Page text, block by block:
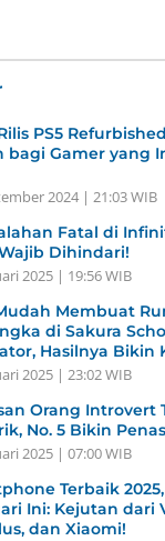
PS5
bagi Gamer yang
2024 | 21:03 WIB
Fatal di
Dihindari!
2025 | 19:56 WIB
Membuat
di Sakura
Hasilnya Bikin
2025 | 23:02 WIB
Orang Introvert
No. 5 Bikin
2025 | 07:00 WIB
Terbaik
Ini: Kejutan dari
dan Xiaomi!